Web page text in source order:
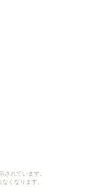
されています。
くなります。